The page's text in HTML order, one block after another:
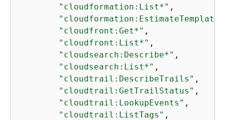
"cloudformation:List*" ,
"cloudfront:Get*" ,
"cloudfront:List*" ,
"cloudsearch:Describe*" ,
"cloudsearch:List*" ,
"cloudtrail:DescribeTrails" ,
"cloudtrail:GetTrailStatus" ,
"cloudtrail:LookupEvents" ,
"cloudtrail:ListTags" ,